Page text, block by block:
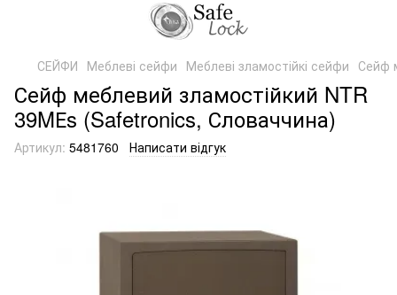
СЕЙФИ Меблеві сейфи Меблеві зламостійкі сейфи Сейф
Сейф меблевий зламостійкий NTR
39MЕs (Safetronics, Словаччина)
Артикул: 5481760 Написати відгук